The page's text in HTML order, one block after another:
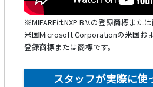
※MIFAREはNXP B.V.の登録商標または
米国Microsoft Corporationの米国お
登録商標または商標です。
スタッフが実際に使